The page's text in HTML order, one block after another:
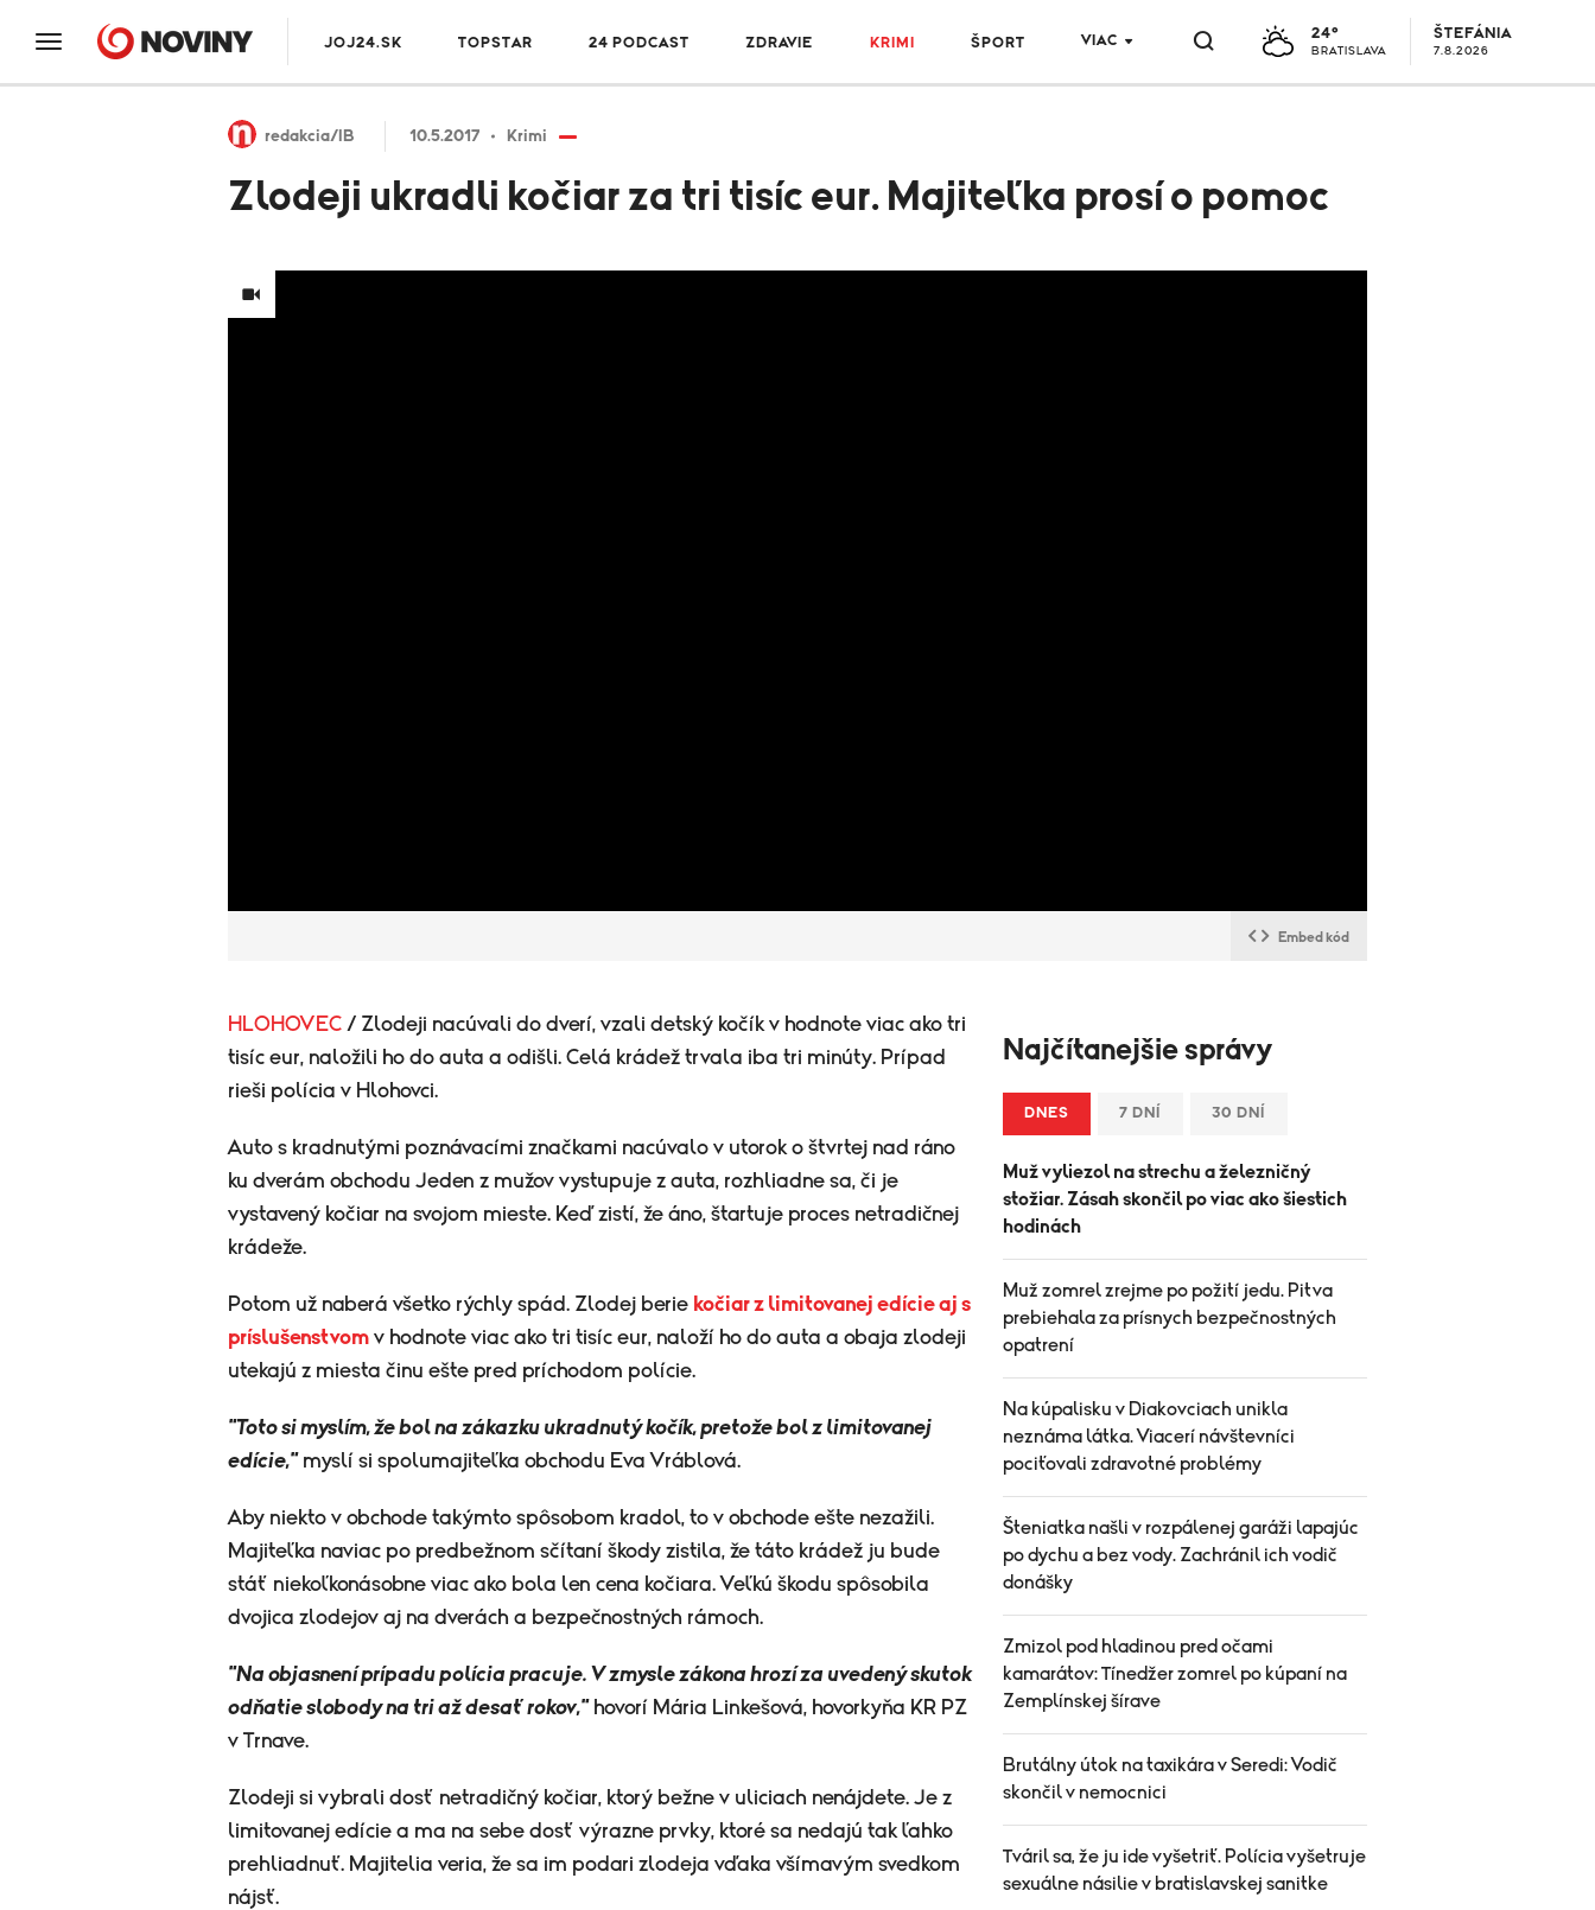
JOJ24.SK TOPSTAR 24 PODCAST ZDRAVIE KRIMI ŠPORT VIAC 24°
BRATISLAVA
ŠTEFÁNIA
7.8.2026
redakcia/IB 10.5.2017 Krimi
Zlodeji ukradli kočiar za tri tisíc eur. Majiteľka prosí o pomoc
Embed kód
HLOHOVEC / Zlodeji nacúvali do dverí, vzali detský kočík v hodnote viac ako tri
tisíc eur, naložili ho do auta a odišli. Celá krádež trvala iba tri minúty. Prípad
rieši polícia v Hlohovci.
Auto s kradnutými poznávacími značkami nacúvalo v utorok o štvrtej nad ráno
ku dverám obchodu Jeden z mužov vystupuje z auta, rozhliadne sa, či je
vystavený kočiar na svojom mieste. Keď zistí, že áno, štartuje proces netradičnej
krádeže.
Potom už naberá všetko rýchly spád. Zlodej berie kočiar z limitovanej edície aj s
príslušenstvom v hodnote viac ako tri tisíc eur, naloží ho do auta a obaja zlodeji
utekajú z miesta činu ešte pred príchodom polície.
"Toto si myslím, že bol na zákazku ukradnutý kočík, pretože bol z limitovanej
edície,"myslí si spolumajiteľka obchodu Eva Vráblová.
Aby niekto v obchode takýmto spôsobom kradol, to v obchode ešte nezažili.
Majiteľka naviac po predbežnom sčítaní škody zistila, že táto krádež ju bude
stáť niekoľkonásobne viac ako bola len cena kočiara. Veľkú škodu spôsobila
dvojica zlodejov aj na dverách a bezpečnostných rámoch.
"Na objasnení prípadu polícia pracuje. V zmysle zákona hrozí za uvedený skutok
odňatie slobody na tri až desať rokov,"hovorí Mária Linkešová, hovorkyňa KR PZ
v Trnave.
Zlodeji si vybrali dosť netradičný kočiar, ktorý bežne v uliciach nenájdete. Je z
limitovanej edície a ma na sebe dosť výrazne prvky, ktoré sa nedajú tak ľahko
prehliadnuť. Majitelia veria, že sa im podari zlodeja vďaka všímavým svedkom
nájsť.
Najčítanejšie správy
DNES 7 DNÍ 30 DNÍ
Muž vyliezol na strechu a železničný
stožiar. Zásah skončil po viac ako šiestich
hodinách
Muž zomrel zrejme po požití jedu. Pitva
prebiehala za prísnych bezpečnostných
opatrení
Na kúpalisku v Diakovciach unikla
neznáma látka. Viacerí návštevníci
pociťovali zdravotné problémy
Šteniatka našli v rozpálenej garáži lapajúc
po dychu a bez vody. Zachránil ich vodič
donášky
Zmizol pod hladinou pred očami
kamarátov: Tínedžer zomrel po kúpaní na
Zemplínskej šírave
Brutálny útok na taxikára v Seredi: Vodič
skončil v nemocnici
Tváril sa, že ju ide vyšetriť. Polícia vyšetruje
sexuálne násilie v bratislavskej sanitke